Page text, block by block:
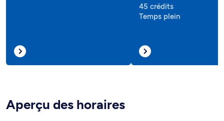
45 crédits
Temps plein
Aperçu des horaires